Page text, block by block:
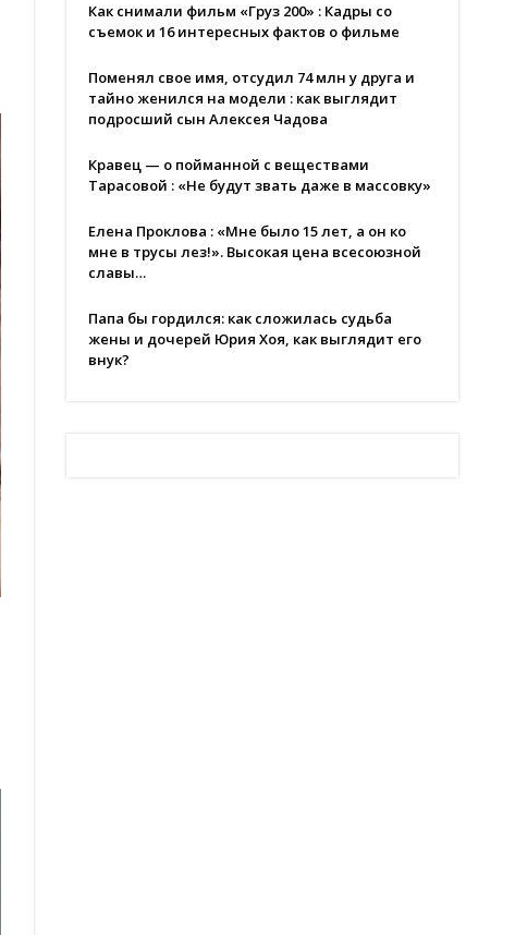
Как снимали фильм «Груз 200» : Кадры со
съемок и 16 интересных фактов о фильме
Поменял свое имя, отсудил 74 млн у друга и
тайно женился на модели : как выглядит
подросший сын Алексея Чадова
Кравец — о пойманной с веществами
Тарасовой : «Не будут звать даже в массовку»
Елена Проклова : «Мне было 15 лет, а он ко
мне в трусы лез!». Высокая цена всесоюзной
славы…
Папа бы гордился: как сложилась судьба
жены и дочерей Юрия Хоя, как выглядит его
внук?